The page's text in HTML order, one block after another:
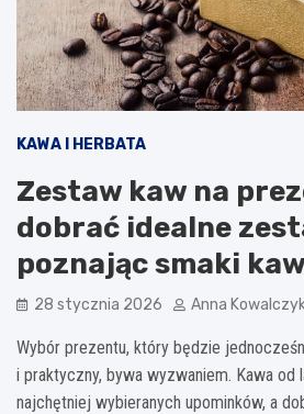
KAWA I HERBATA
Zestaw kaw na
dobrać idealne
poznając smaki
28 stycznia 2026 Anna
Wybór prezentu, który będzie
i praktyczny, bywa wyzwaniem. Kawa
najchętniej wybieranych upominków, a